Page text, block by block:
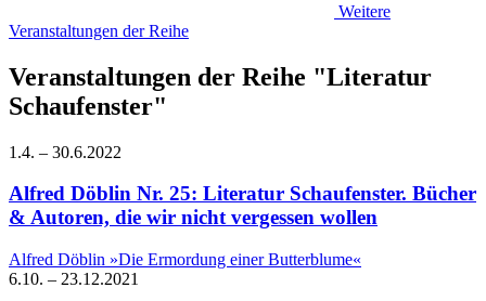
Weitere
Veranstaltungen der Reihe
Veranstaltungen der Reihe "Literatur
Schaufenster"
1.4. – 30.6.2022
Alfred Döblin Nr. 25: Literatur Schaufenster. Bücher
& Autoren, die wir nicht vergessen wollen
Alfred Döblin »Die Ermordung einer Butterblume«
6.10. – 23.12.2021